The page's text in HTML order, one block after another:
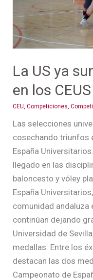
La US ya
en los
CEU ,Competiciones ,
Las selecciones
cosechando triunfos
España
llegado en las
baloncesto y vóley
España
comunidad andaluza
continúan dejando
Universidad de
medallas. Entre los
destacan las dos
Campeonato de
los
CEUS
2026